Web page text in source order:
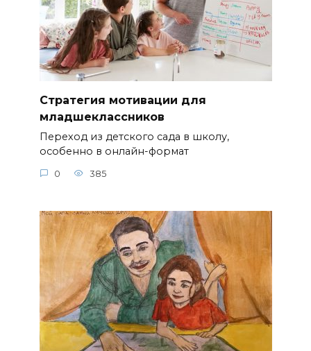
Стратегия мотивации для
младшеклассников
Переход из детского сада в школу,
особенно в онлайн-формат
0 385